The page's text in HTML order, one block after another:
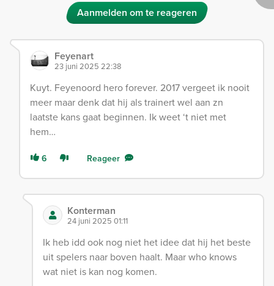
Aanmelden om te reageren
Feyenart
23 juni 2025 22:38
Kuyt. Feyenoord hero forever. 2017 vergeet ik nooit
meer maar denk dat hij als trainert wel aan zn
laatste kans gaat beginnen. Ik weet ‘t niet met
hem…
6 Reageer
Konterman
24 juni 2025 01:11
Ik heb idd ook nog niet het idee dat hij het beste
uit spelers naar boven haalt. Maar who knows
wat niet is kan nog komen.